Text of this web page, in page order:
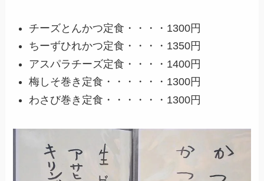
チーズとんかつ定食・・・・1300円
ちーずひれかつ定食・・・・1350円
アスパラチーズ定食・・・・1400円
梅しそ巻き定食・・・・・・1300円
わさび巻き定食・・・・・・1300円